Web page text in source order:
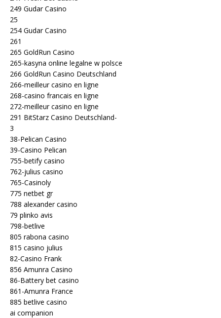
249 Gudar Casino
25
254 Gudar Casino
261
265 GoldRun Casino
265-kasyna online legalne w polsce
266 GoldRun Casino Deutschland
266-meilleur casino en ligne
268-casino francais en ligne
272-meilleur casino en ligne
291 BitStarz Casino Deutschland-
3
38-Pelican Casino
39-Casino Pelican
755-betify casino
762-julius casino
765-Casinoly
775 netbet gr
788 alexander casino
79 plinko avis
798-betlive
805 rabona casino
815 casino julius
82-Casino Frank
856 Amunra Casino
86-Battery bet casino
861-Amunra France
885 betlive casino
ai companion